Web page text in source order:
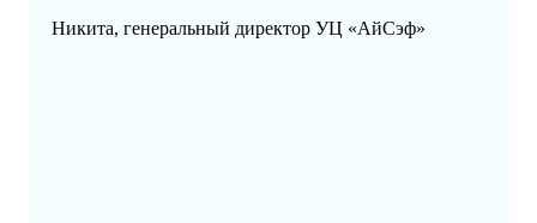
Никита, генеральный директор УЦ «АйСэф»